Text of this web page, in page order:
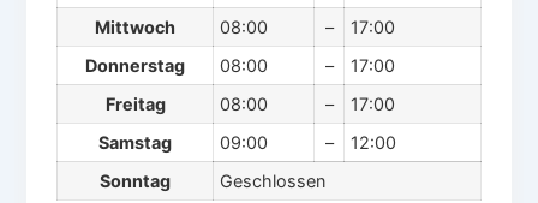
Mittwoch
08:00 –
17:00
Donnerstag
08:00 –
17:00
Freitag
08:00 –
17:00
Samstag
09:00 –
12:00
Sonntag
Geschlossen